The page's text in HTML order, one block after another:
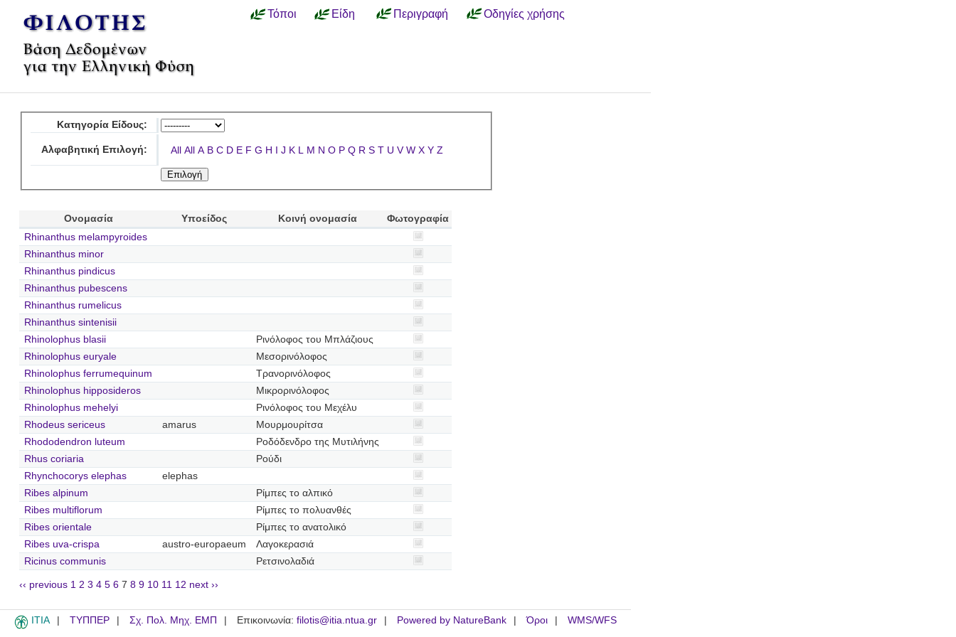
Τόποι Είδη Περιγραφή Οδηγίες χρήσης
Κατηγορία Είδους:
Αλφαβητική Επιλογή: All All A B C D E F G H I J K L M N O P Q R S T U V W X Y Z
Ονομασία Υποείδος Κοινή ονομασία
Φωτογραφία
Rhinanthus melampyroides
Rhinanthus minor
Rhinanthus pindicus
Rhinanthus pubescens
Rhinanthus rumelicus
Rhinanthus sintenisii
Rhinolophus blasii
Ρινόλοφος του Μπλάζιους
Rhinolophus euryale
Μεσορινόλοφος
Rhinolophus ferrumequinum
Τρανορινόλοφος
Rhinolophus hipposideros
Μικρορινόλοφος
Rhinolophus mehelyi
Ρινόλοφος του Μεχέλυ
Rhodeus sericeus
amarus
Μουρμουρίτσα
Rhododendron luteum
Ροδόδενδρο της Μυτιλήνης
Rhus coriaria
Ρούδι
Rhynchocorys elephas
elephas
Ribes alpinum
Ρίμπες το αλπικό
Ribes multiflorum
Ρίμπες το πολυανθές
Ribes orientale
Ρίμπες το ανατολικό
Ribes uva-crispa
austro-europaeum
Λαγοκερασιά
Ricinus communis
Ρετσινολαδιά
‹‹ previous 1 2 3 4 5 6 7 8 9 10 11 12 next ››
ITIA ΤΥΠΠΕΡ Σχ. Πολ. Μηχ. ΕΜΠ Επικοινωνία: filotis@itia.ntua.gr Powered by NatureBank Όροι WMS/WFS